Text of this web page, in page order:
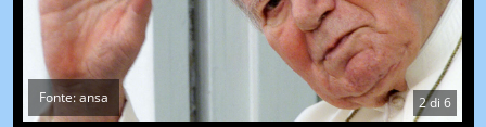
2di 6
Fonte: ansa